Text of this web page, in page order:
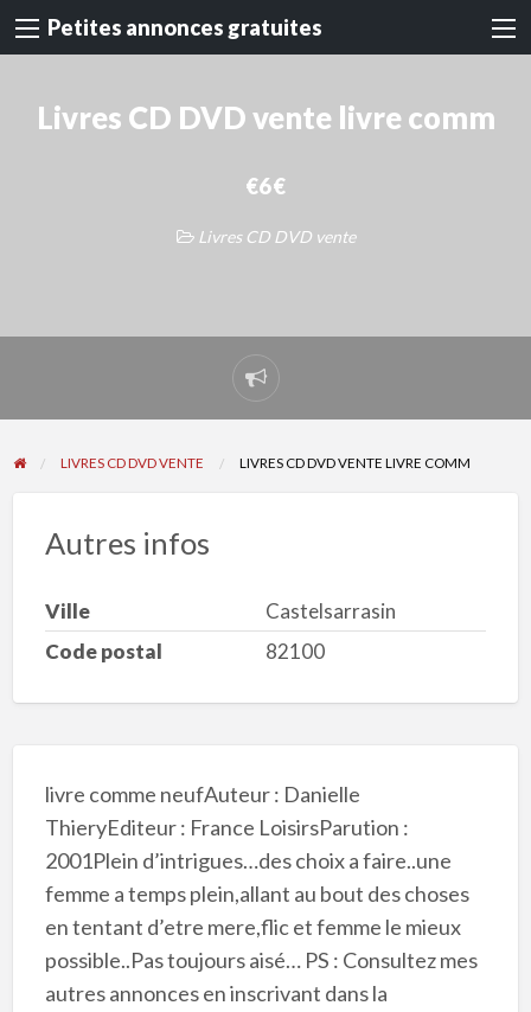
Petites annonces gratuites
Livres CD DVD vente livre comm
€6 €
Livres CD DVD vente
Signaler
un
problème
LIVRES CD DVD VENTE LIVRES CD DVD VENTE LIVRE COMM
Autres infos
Ville
Castelsarrasin
Code postal
82100
livre comme neufAuteur : Danielle
ThieryEditeur : France LoisirsParution :
2001Plein d’intrigues…des choix a faire..une
femme a temps plein,allant au bout des choses
en tentant d’etre mere,flic et femme le mieux
possible..Pas toujours aisé… PS : Consultez mes
autres annonces en inscrivant dans la